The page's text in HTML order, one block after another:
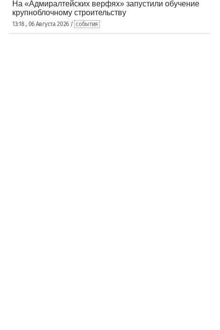
На «Адмиралтейских верфях» запустили обучение
крупноблочному строительству
13:18 , 06 Августа 2026 / события